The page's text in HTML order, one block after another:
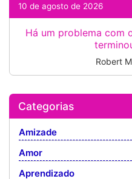
10 de agosto de 2026
Há um problema com
Robert
Categorias
Amizade
Amor
Aprendizado